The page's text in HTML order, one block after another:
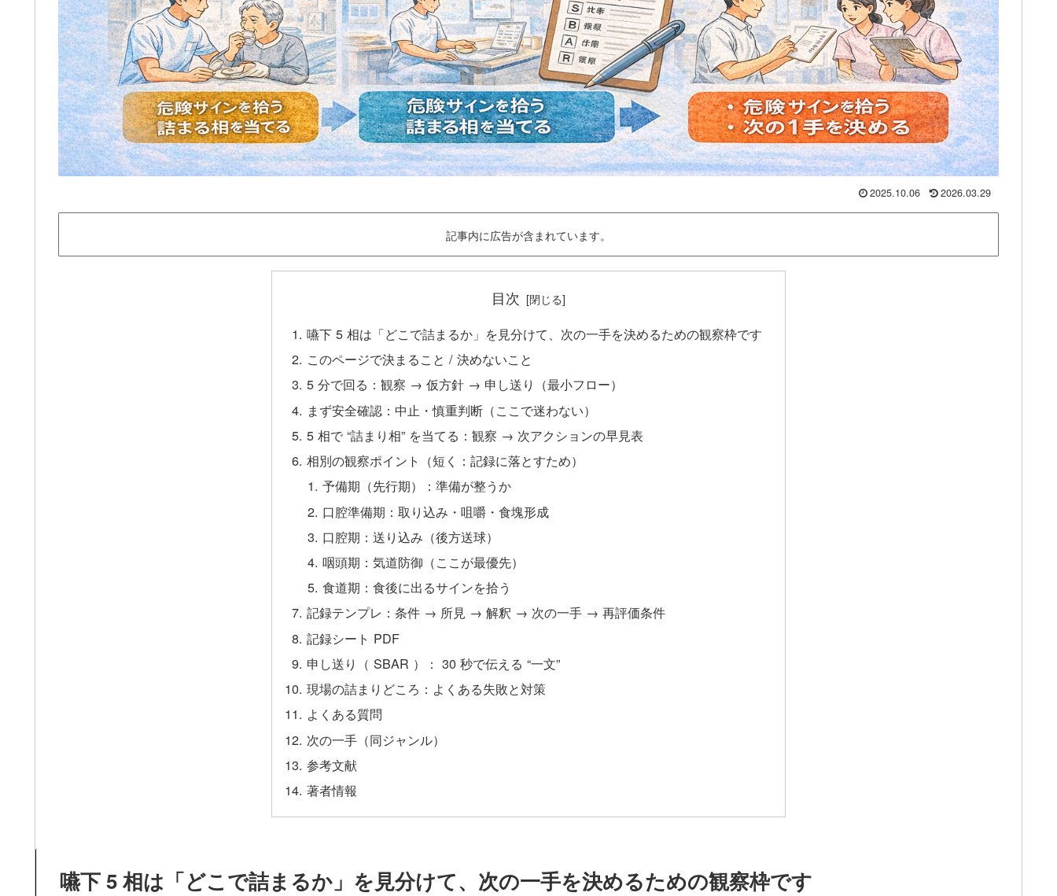
2025.10.06 2026.03.29
記事内に広告が含まれています。
目次
嚥下 5 相は「どこで詰まるか」を見分けて、次の一手を決めるための観察枠です
このページで決まること / 決めないこと
5 分で回る：観察 → 仮方針 → 申し送り（最小フロー）
まず安全確認：中止・慎重判断（ここで迷わない）
5 相で “詰まり相” を当てる：観察 → 次アクションの早見表
相別の観察ポイント（短く：記録に落とすため）
予備期（先行期）：準備が整うか
口腔準備期：取り込み・咀嚼・食塊形成
口腔期：送り込み（後方送球）
咽頭期：気道防御（ここが最優先）
食道期：食後に出るサインを拾う
記録テンプレ：条件 → 所見 → 解釈 → 次の一手 → 再評価条件
記録シート PDF
申し送り（ SBAR ）： 30 秒で伝える “一文”
現場の詰まりどころ：よくある失敗と対策
よくある質問
次の一手（同ジャンル）
参考文献
著者情報
嚥下 5 相は「どこで詰まるか」を見分けて、次の一手を決めるための観察枠です